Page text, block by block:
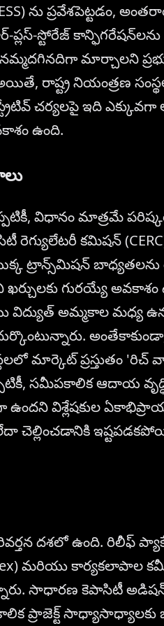
ను ప్రవేశపెట్టడం,
ప్లస్-స్టోరేజ్
మార్చాలని
రాష్ట్ర నియంత్రణ
చర్యలపై ఇది
ఉంది.
విధానం మాత్రమే
రెగ్యులేటరీ కమిషన్
బాధ్యతలను
గురయ్యే
విద్యుత్ అమ్మకాల మధ్య
అంతేకాకుండా,
మార్కెట్ ప్రస్తుతం
సమీపకాలిక ఆదాయ
ఉందని విశ్లేషకుల
దశలో ఉంది. రిలీఫ్
మరియు కార్యకలాపాల
సాధారణ కెపాసిటీ
ప్రాజెక్ట్